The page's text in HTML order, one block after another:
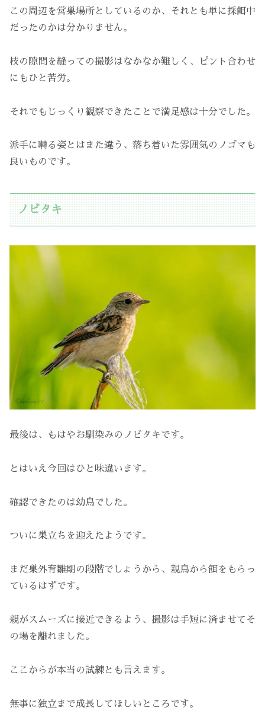
この周辺を営巣場所としているのか、それとも単に採餌中
だったのかは分かりません。
枝の隙間を縫っての撮影はなかなか難しく、ピント合わせ
にもひと苦労。
それでもじっくり観察できたことで満足感は十分でした。
派手に囀る姿とはまた違う、落ち着いた雰囲気のノゴマも
良いものです。
ノビタキ
最後は、もはやお馴染みのノビタキです。
とはいえ今回はひと味違います。
確認できたのは幼鳥でした。
ついに巣立ちを迎えたようです。
まだ巣外育雛期の段階でしょうから、親鳥から餌をもらっ
ているはずです。
親がスムーズに接近できるよう、撮影は手短に済ませてそ
の場を離れました。
ここからが本当の試練とも言えます。
無事に独立まで成長してほしいところです。